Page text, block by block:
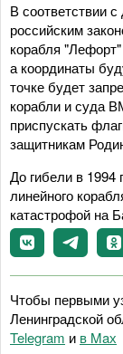
В соответствии
российским
корабля
а координаты
точке будет
корабли и суда
приспускать
защитникам
До гибели в 1994
линейного
катастрофой на
Чтобы первыми
Ленинградской
Telegram и в Maх